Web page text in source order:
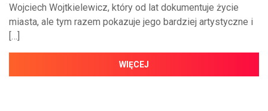
Wojciech Wojtkielewicz, który od lat dokumentuje życie
miasta, ale tym razem pokazuje jego bardziej artystyczne i
[…]
WIĘCEJ